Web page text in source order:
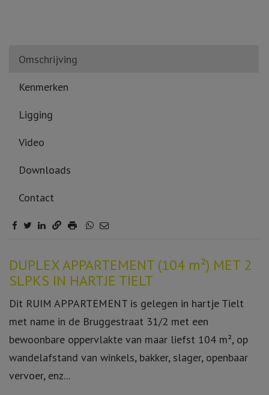
Omschrijving
Kenmerken
Ligging
Video
Downloads
Contact
Omschrijving
DUPLEX APPARTEMENT (104 m²) MET 2
SLPKS IN HARTJE TIELT
Dit RUIM APPARTEMENT is gelegen in hartje Tielt
met name in de Bruggestraat 31/2 met een
bewoonbare oppervlakte van maar liefst 104 m², op
wandelafstand van winkels, bakker, slager, openbaar
vervoer, enz...